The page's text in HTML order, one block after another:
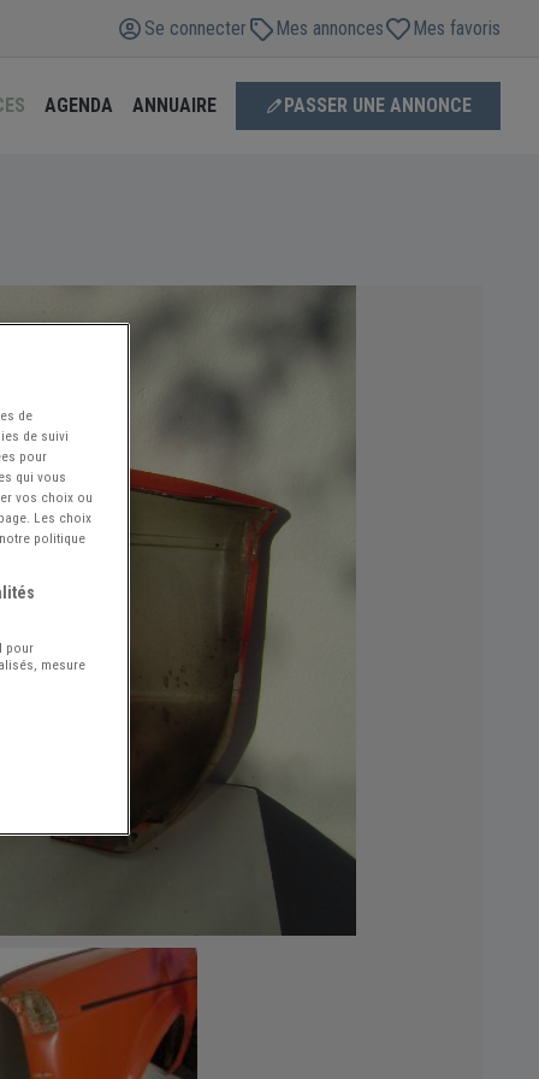
Se connecter Mes annonces Mes favoris
AGENDA ANNUAIRE PASSER UNE ANNONCE
de
de suivi
pour
qui vous
vos choix ou
Les choix
politique
pour
mesure